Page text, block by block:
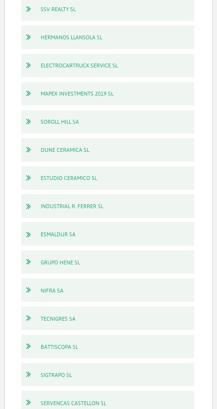
SSV REALTY SL
HERMANOS LLANSOLA SL
ELECTROCARTRUCK SERVICE SL
MAPEX INVESTMENTS 2019 SL
SOROLL HILL SA
DUNE CERAMICA SL
ESTUDIO CERAMICO SL
INDUSTRIAL R. FERRER SL
ESMALDUR SA
GRUPO HENE SL
NIFRA SA
TECNIGRES SA
BATTISCOPA SL
SIGTRAPO SL
SERVENCAS CASTELLON SL